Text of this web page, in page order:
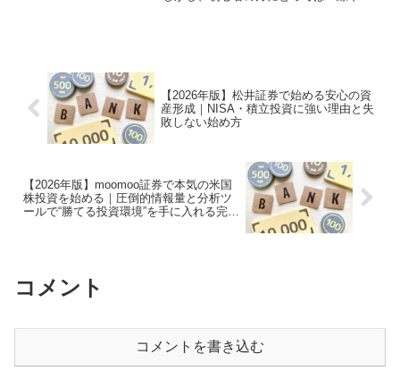
【2026年版】松井証券で始める安心の資
産形成｜NISA・積立投資に強い理由と失
敗しない始め方
【2026年版】moomoo証券で本気の米国
株投資を始める｜圧倒的情報量と分析ツ
ールで“勝てる投資環境”を手に入れる完全
コメント
コメントを書き込む